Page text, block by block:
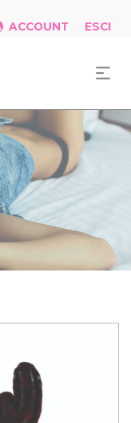
ACCOUNT ESCI